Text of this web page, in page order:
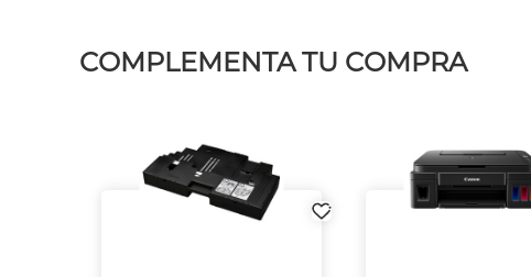
COMPLEMENTA TU COMPRA